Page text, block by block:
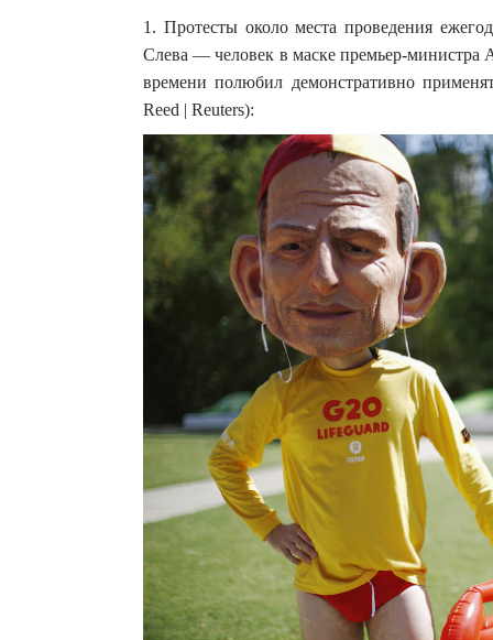
1. Протесты около места проведения
Слева — человек в маске премьер-министра
времени полюбил демонстративно
Reed | Reuters):